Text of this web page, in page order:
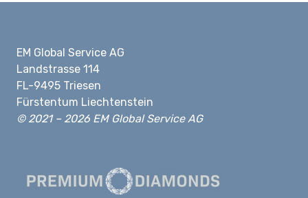
EM Global Service AG
Landstrasse 114
FL-9495 Triesen
Fürstentum Liechtenstein
© 2021 – 2026 EM Global Service AG